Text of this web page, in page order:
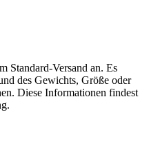
Standard-Versand an. Es
des Gewichts, Größe oder
Diese Informationen findest